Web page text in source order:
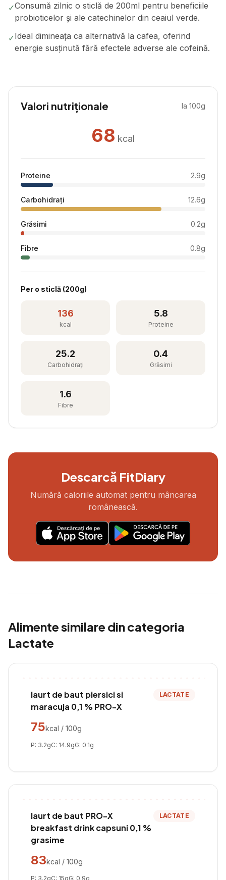
✓Consumă zilnic o sticlă de 200ml pentru beneficiile
probioticelor și ale catechinelor din ceaiul verde.
✓Ideal dimineața ca alternativă la cafea, oferind
energie susținută fără efectele adverse ale cofeină.
Valori nutriționale la 100g
68 kcal
Proteine 2.9g
Carbohidrați 12.6g
Grăsimi 0.2g
Fibre 0.8g
Per o sticlă (200g)
136
kcal
5.8
Proteine
25.2
Carbohidrați
0.4
Grăsimi
1.6
Fibre
Descarcă FitDiary
Numără caloriile automat pentru mâncarea
românească.
Alimente similare din categoria
Lactate
Iaurt de baut piersici si
maracuja 0,1 % PRO-X
LACTATE
75kcal / 100g
P: 3.2gC: 14.9gG: 0.1g
Iaurt de baut PRO-X
breakfast drink capsuni 0,1 %
grasime
LACTATE
83kcal / 100g
P: 3.2gC: 15gG: 0.9g